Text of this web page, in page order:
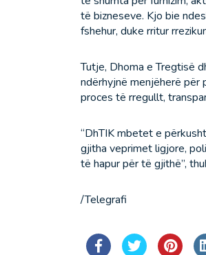
të bizneseve. Kjo bie
fshehur, duke rritur
Tutje, Dhoma e Tregtisë
ndërhyjnë menjëherë për
proces të rregullt,
“DhTIK mbetet e
gjitha veprimet ligjore,
të hapur për të gjithë”,
/Telegrafi